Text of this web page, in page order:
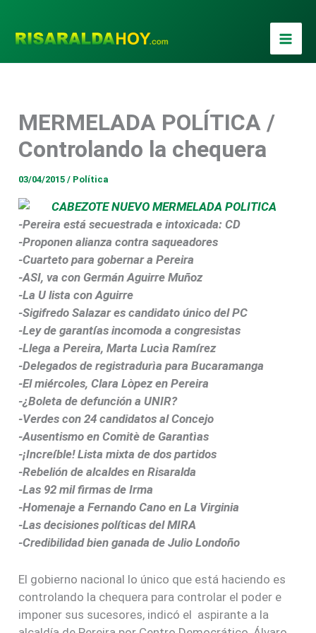
contenido
MERMELADA POLÍTICA /
Controlando la chequera
03/04/2015/ Política
-Pereira está secuestrada e intoxicada: CD
-Proponen alianza contra saqueadores
-Cuarteto para gobernar a Pereira
-ASI, va con Germán Aguirre Muñoz
-La U lista con Aguirre
-Sigifredo Salazar es candidato único del PC
-Ley de garantías incomoda a congresistas
-Llega a Pereira, Marta Lucìa Ramírez
-Delegados de registradurìa para Bucaramanga
-El miércoles, Clara Lòpez en Pereira
-¿Boleta de defunción a UNIR?
-Verdes con 24 candidatos al Concejo
-Ausentismo en Comitè de Garantìas
-¡Increíble! Lista mixta de dos partidos
-Rebelión de alcaldes en Risaralda
-Las 92 mil firmas de Irma
-Homenaje a Fernando Cano en La Virginia
-Las decisiones políticas del MIRA
-Credibilidad bien ganada de Julio Londoño
El gobierno nacional lo único que está haciendo es
controlando la chequera para controlar el poder e
imponer sus sucesores, indicó el aspirante a la